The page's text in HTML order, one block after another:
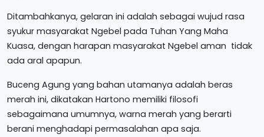
Ditambahkanya, gelaran ini adalah sebagai wujud rasa
syukur masyarakat Ngebel pada Tuhan Yang Maha
Kuasa, dengan harapan masyarakat Ngebel aman tidak
ada aral apapun.
Buceng Agung yang bahan utamanya adalah beras
merah ini, dikatakan Hartono memiliki filosofi
sebagaimana umumnya, warna merah yang berarti
berani menghadapi permasalahan apa saja.